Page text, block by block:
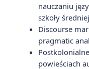
nauczaniu
szkoły
Discourse
pragmatic
powieściach